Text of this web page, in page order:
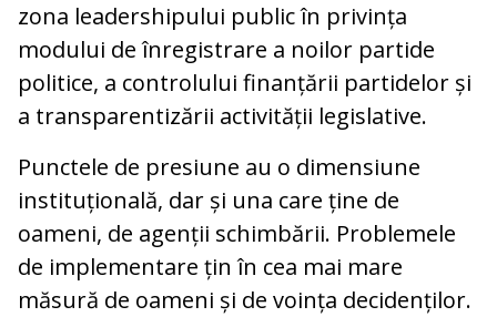
zona leadershipului public în privința
modului de înregistrare a noilor partide
politice, a controlului finanțării partidelor și
a transparentizării activității legislative.
Punctele de presiune au o dimensiune
instituțională, dar și una care ține de
oameni, de agenții schimbării. Problemele
de implementare țin în cea mai mare
măsură de oameni și de voința decidenților.